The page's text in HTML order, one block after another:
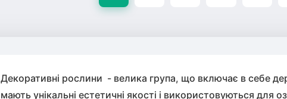
Декоративні рослини - велика група, що включає в себе
мають унікальні естетичні якості і використовуються для